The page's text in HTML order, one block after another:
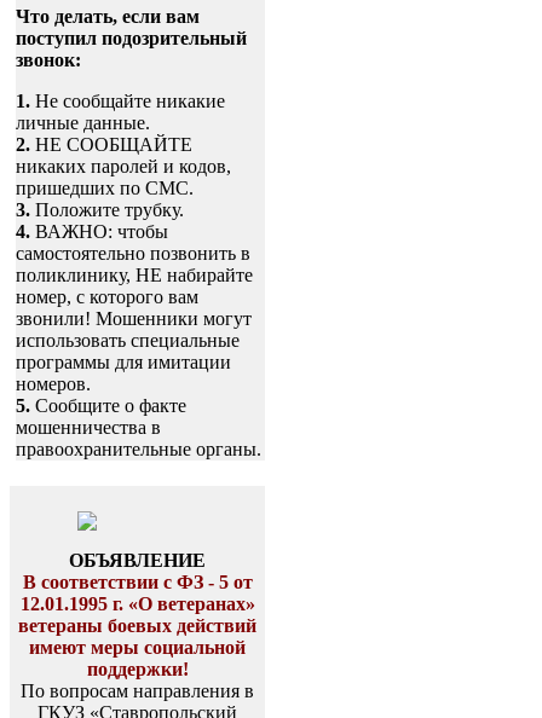
Что делать, если вам
поступил подозрительный
звонок:
1. Не сообщайте никакие
личные данные.
2. НЕ СООБЩАЙТЕ
никаких паролей и кодов,
пришедших по СМС.
3. Положите трубку.
4. ВАЖНО: чтобы
самостоятельно позвонить в
поликлинику, НЕ набирайте
номер, с которого вам
звонили! Мошенники могут
использовать специальные
программы для имитации
номеров.
5. Сообщите о факте
мошенничества в
правоохранительные органы.
ОБЪЯВЛЕНИЕ
В соответствии с ФЗ - 5 от
12.01.1995 г. «О ветеранах»
ветераны боевых действий
имеют меры социальной
поддержки!
По вопросам направления в
ГКУЗ «Ставропольский